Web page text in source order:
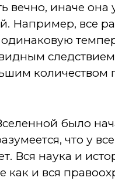
вечно, иначе
Например, все
следствием
количеством
было
что у
Вся наука и
как и вся